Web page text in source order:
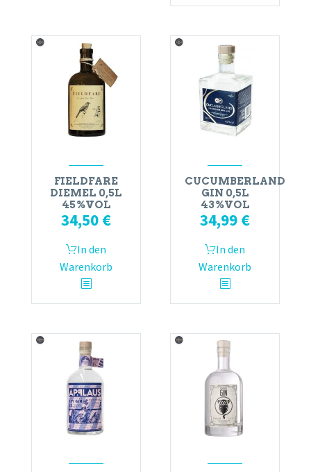
FIELDFARE
DIEMEL 0,5L
45%VOL
34,50 €
In den
Warenkorb
CUCUMBERLAND
GIN 0,5L
43%VOL
34,99 €
In den
Warenkorb